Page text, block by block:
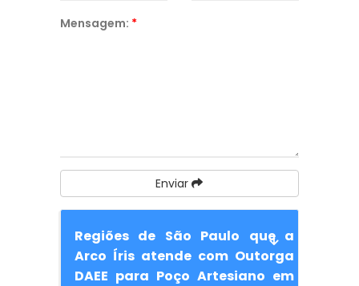
Mensagem: *
Enviar
Regiões de São Paulo que a
Arco Íris atende com Outorga
DAEE para Poço Artesiano em